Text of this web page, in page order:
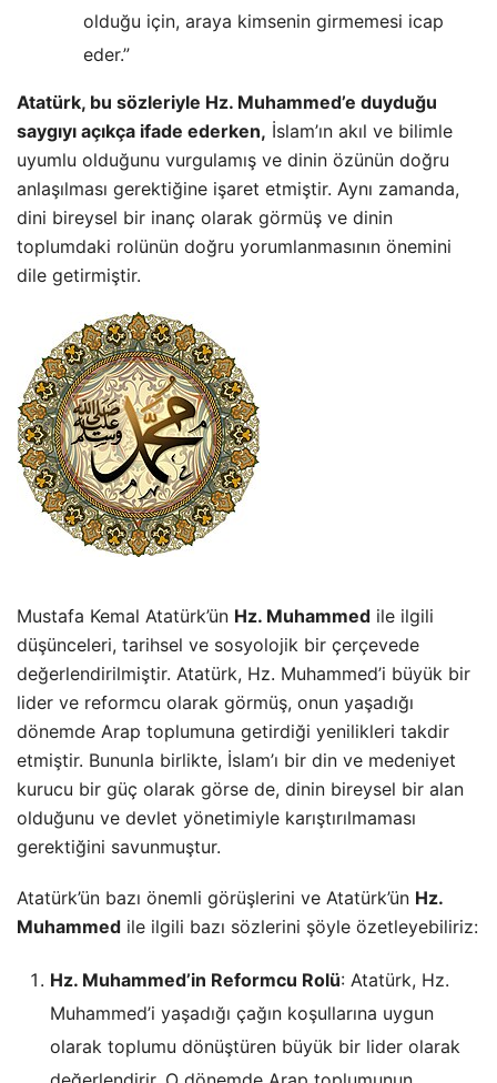
olduğu için, araya kimsenin girmemesi icap
eder.”
Atatürk, bu sözleriyle Hz. Muhammed’e duyduğu
saygıyı açıkça ifade ederken, İslam’ın akıl ve bilimle
uyumlu olduğunu vurgulamış ve dinin özünün doğru
anlaşılması gerektiğine işaret etmiştir. Aynı zamanda,
dini bireysel bir inanç olarak görmüş ve dinin
toplumdaki rolünün doğru yorumlanmasının önemini
dile getirmiştir.
Mustafa Kemal Atatürk’ün Hz. Muhammed ile ilgili
düşünceleri, tarihsel ve sosyolojik bir çerçevede
değerlendirilmiştir. Atatürk, Hz. Muhammed’i büyük bir
lider ve reformcu olarak görmüş, onun yaşadığı
dönemde Arap toplumuna getirdiği yenilikleri takdir
etmiştir. Bununla birlikte, İslam’ı bir din ve medeniyet
kurucu bir güç olarak görse de, dinin bireysel bir alan
olduğunu ve devlet yönetimiyle karıştırılmaması
gerektiğini savunmuştur.
Atatürk’ün bazı önemli görüşlerini ve Atatürk’ün Hz.
Muhammed ile ilgili bazı sözlerini şöyle özetleyebiliriz:
Hz. Muhammed’in Reformcu Rolü: Atatürk, Hz.
Muhammed’i yaşadığı çağın koşullarına uygun
olarak toplumu dönüştüren büyük bir lider olarak